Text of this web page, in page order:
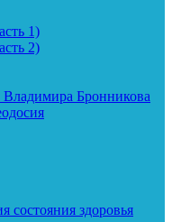
1)
2)
Бронникова
состояния здоровья